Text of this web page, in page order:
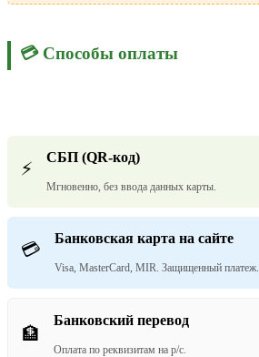
💳 Способы оплаты
⚡
СБП (QR-код)
Мгновенно, без ввода данных карты.
💳
Банковская карта на сайте
Visa, MasterCard, MIR. Защищенный платеж.
🏦
Банковский перевод
Оплата по реквизитам на р/с.